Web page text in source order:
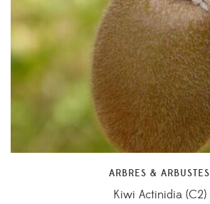
ARBRES & ARBUSTES
Kiwi Actinidia (C2)